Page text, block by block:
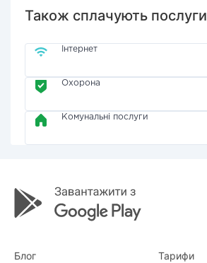
Також сплачують послуги
Інтернет
Охорона
Комунальні послуги
Блог Тарифи